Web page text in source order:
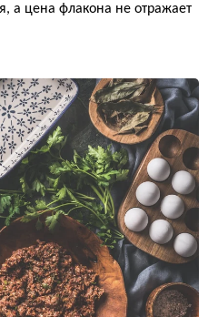
а цена флакона не отражает